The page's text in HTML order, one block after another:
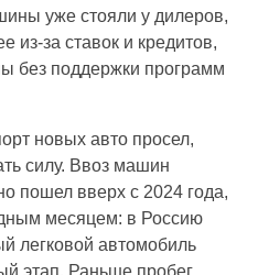
уже стояли у дилеров,
из-за ставок и кредитов,
без поддержки программ
новых авто просел,
силу. Ввоз машин
пошел вверх с 2024 года,
месяцем: в Россию
легковой автомобиль
этап. Раньше пробег